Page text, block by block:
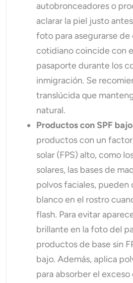
autobronceadores o
aclarar la piel justo
foto para asegurarse
cotidiano coincide con
pasaporte durante los
inmigración. Se
translúcida que
natural.
Productos con SPF
productos con un
solar (FPS) alto, como
solares, las bases de
polvos faciales, pueden
blanco en el rostro
flash. Para evitar
brillante en la foto del
productos de base sin
bajo. Además, aplica
para absorber el exceso